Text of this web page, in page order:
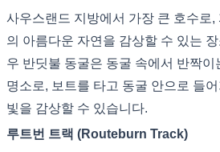
사우스랜드 지방에서 가장 큰 호수로,
의 아름다운 자연을 감상할 수 있는
우 반딧불 동굴은 동굴 속에서 반짝이
명소로, 보트를 타고 동굴 안으로 들
빛을 감상할 수 있습니다.
루트번 트랙 (Routeburn Track)